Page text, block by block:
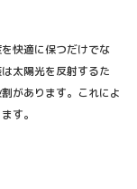
快適に保つだけでな
太陽光を反射するた
があります。これによ
す。